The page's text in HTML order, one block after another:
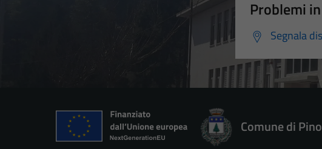
Problemi
Segnala
Comune di